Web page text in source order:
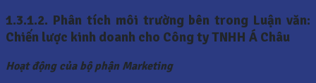
1.3.1.2. Phân tích môi trường bên trong Luận văn:
Chiến lược kinh doanh cho Công ty TNHH Á Châu
Hoạt động của bộ phận Marketing